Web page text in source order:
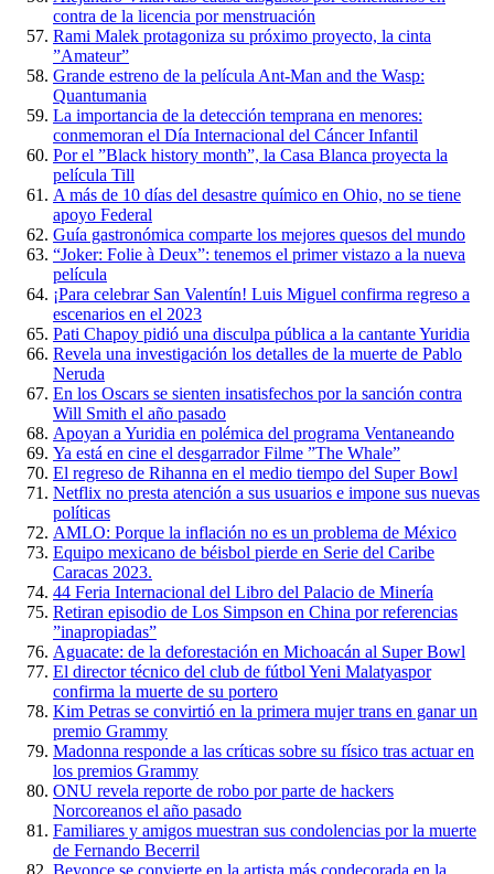
contra de la licencia por menstruación
Rami Malek protagoniza su próximo proyecto, la cinta
”Amateur”
Grande estreno de la película Ant-Man and the Wasp:
Quantumania
La importancia de la detección temprana en menores:
conmemoran el Día Internacional del Cáncer Infantil
Por el ”Black history month”, la Casa Blanca proyecta la
película Till
A más de 10 días del desastre químico en Ohio, no se tiene
apoyo Federal
Guía gastronómica comparte los mejores quesos del mundo
“Joker: Folie à Deux”: tenemos el primer vistazo a la nueva
película
¡Para celebrar San Valentín! Luis Miguel confirma regreso a
escenarios en el 2023
Pati Chapoy pidió una disculpa pública a la cantante Yuridia
Revela una investigación los detalles de la muerte de Pablo
Neruda
En los Oscars se sienten insatisfechos por la sanción contra
Will Smith el año pasado
Apoyan a Yuridia en polémica del programa Ventaneando
Ya está en cine el desgarrador Filme ”The Whale”
El regreso de Rihanna en el medio tiempo del Super Bowl
Netflix no presta atención a sus usuarios e impone sus nuevas
políticas
AMLO: Porque la inflación no es un problema de México
Equipo mexicano de béisbol pierde en Serie del Caribe
Caracas 2023.
44 Feria Internacional del Libro del Palacio de Minería
Retiran episodio de Los Simpson en China por referencias
”inapropiadas”
Aguacate: de la deforestación en Michoacán al Super Bowl
El director técnico del club de fútbol Yeni Malatyaspor
confirma la muerte de su portero
Kim Petras se convirtió en la primera mujer trans en ganar un
premio Grammy
Madonna responde a las críticas sobre su físico tras actuar en
los premios Grammy
ONU revela reporte de robo por parte de hackers
Norcoreanos el año pasado
Familiares y amigos muestran sus condolencias por la muerte
de Fernando Becerril
Beyonce se convierte en la artista más condecorada en la